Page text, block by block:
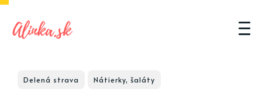
Delená strava Nátierky, šaláty